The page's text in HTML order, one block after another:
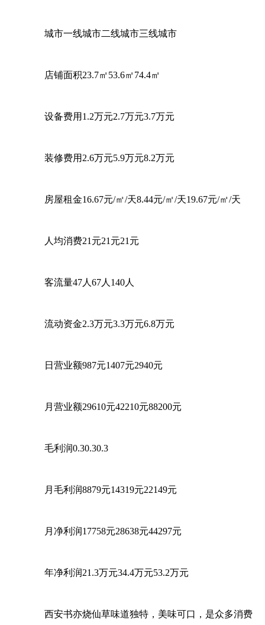
城市一线城市二线城市三线城市
店铺面积23.7㎡53.6㎡74.4㎡
设备费用1.2万元2.7万元3.7万元
装修费用2.6万元5.9万元8.2万元
房屋租金16.67元/㎡/天8.44元/㎡/天19.67元/㎡/天
人均消费21元21元21元
客流量47人67人140人
流动资金2.3万元3.3万元6.8万元
日营业额987元1407元2940元
月营业额29610元42210元88200元
毛利润0.30.30.3
月毛利润8879元14319元22149元
月净利润17758元28638元44297元
年净利润21.3万元34.4万元53.2万元
西安书亦烧仙草味道独特，美味可口，是众多消费